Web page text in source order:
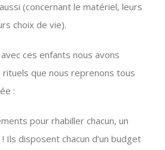
(concernant le matériel, leurs
choix de vie).
ces enfants nous avons
que nous reprenons tous
:
pour rhabiller chacun, un
Ils disposent chacun d’un budget